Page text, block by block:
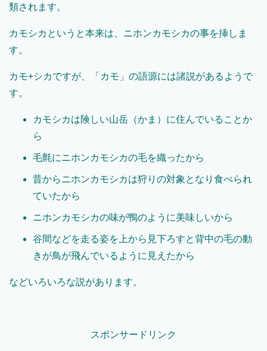
類されます。
カモシカというと本来は、ニホンカモシカの事を挿しま
す。
カモ+シカですが、「カモ」の語源には諸説があるようで
す。
カモシカは険しい山岳（かま）に住んでいることか
ら
毛氈にニホンカモシカの毛を織ったから
昔からニホンカモシカは狩りの対象となり食べられ
ていたから
ニホンカモシカの味が鴨のように美味しいから
谷間などを走る姿を上から見下ろすと背中の毛の動
きが鳥が飛んでいるように見えたから
などいろいろな説があります。
スポンサードリンク